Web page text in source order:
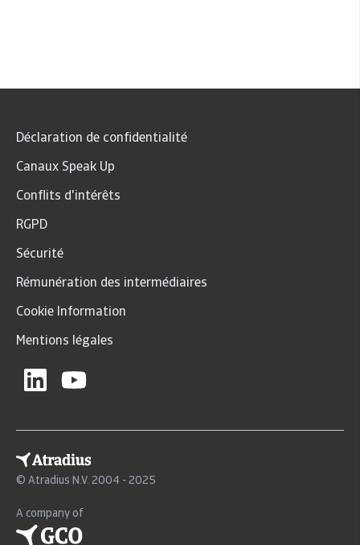
Déclaration de confidentialité
Canaux Speak Up
Conflits d'intérêts
RGPD
Sécurité
Rémunération des intermédiaires
Cookie Information
Mentions légales
© Atradius N.V. 2004 - 2025
A company of